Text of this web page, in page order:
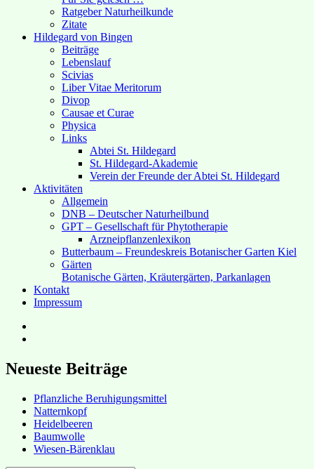
Ratgeber Naturheilkunde
Zitate
Hildegard von Bingen
Beiträge
Lebenslauf
Scivias
Liber Vitae Meritorum
Divop
Causae et Curae
Physica
Links
Abtei St. Hildegard
St. Hildegard-Akademie
Verein der Freunde der Abtei St. Hildegard
Aktivitäten
Allgemein
DNB – Deutscher Naturheilbund
GPT – Gesellschaft für Phytotherapie
Arzneipflanzenlexikon
Butterbaum – Freundeskreis Botanischer Garten Kiel
Gärten
Botanische Gärten, Kräutergärten, Parkanlagen
Kontakt
Impressum
Instagram
Neueste Beiträge
Pflanzliche Beruhigungsmittel
Natternkopf
Heidelbeeren
Baumwolle
Wiesen-Bärenklau